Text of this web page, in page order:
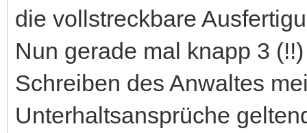
die vollstreckbare
Nun gerade mal knapp 3
Schreiben des Anwaltes
Unterhaltsansprüche